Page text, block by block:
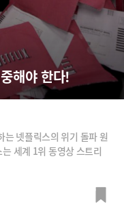
해야 한다!
넷플릭스의 위기 돌파 원
세계 1위 동영상 스트리